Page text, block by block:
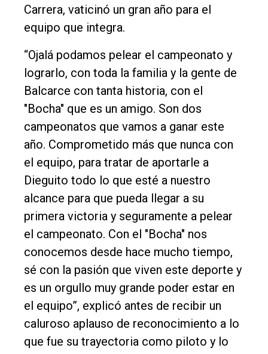
Carrera, vaticinó un gran año para el
equipo que integra.
“Ojalá podamos pelear el campeonato y
lograrlo, con toda la familia y la gente de
Balcarce con tanta historia, con el
"Bocha" que es un amigo. Son dos
campeonatos que vamos a ganar este
año. Comprometido más que nunca con
el equipo, para tratar de aportarle a
Dieguito todo lo que esté a nuestro
alcance para que pueda llegar a su
primera victoria y seguramente a pelear
el campeonato. Con el "Bocha" nos
conocemos desde hace mucho tiempo,
sé con la pasión que viven este deporte y
es un orgullo muy grande poder estar en
el equipo”, explicó antes de recibir un
caluroso aplauso de reconocimiento a lo
que fue su trayectoria como piloto y lo